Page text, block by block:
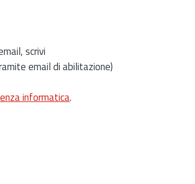
scrivi
email di abilitazione)
informatica.